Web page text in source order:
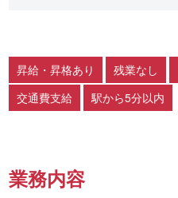
昇給・昇格あり 残業なし
交通費支給
駅から5分以内
業務内容